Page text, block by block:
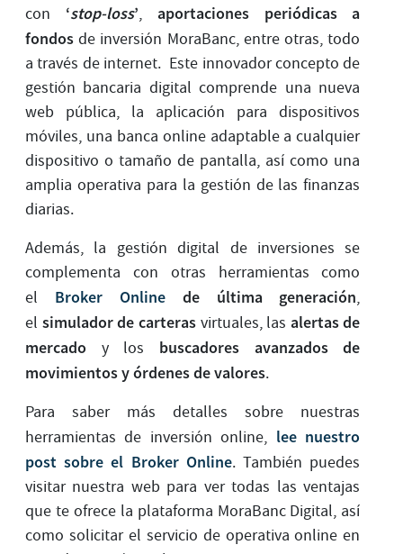
con ‘stop-loss’, aportaciones periódicas a
fondos de inversión MoraBanc, entre otras, todo
a través de internet. Este innovador concepto de
gestión bancaria digital comprende una nueva
web pública, la aplicación para dispositivos
móviles, una banca online adaptable a cualquier
dispositivo o tamaño de pantalla, así como una
amplia operativa para la gestión de las finanzas
diarias.
Además, la gestión digital de inversiones se
complementa con otras herramientas como
el Broker Onlinede última generación,
el simulador de carterasvirtuales, las alertas de
mercado y los buscadores avanzados de
movimientos y órdenes de valores.
Para saber más detalles sobre nuestras
herramientas de inversión online, lee nuestro
post sobre el Broker Online. También puedes
visitar nuestra web para ver todas las ventajas
que te ofrece la plataforma MoraBanc Digital, así
como solicitar el servicio de operativa online en